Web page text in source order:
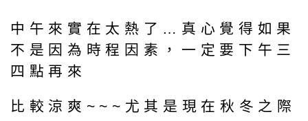
中午來實在太熱了…真心覺得如果
不是因為時程因素，一定要下午三
四點再來
比較涼爽~~~尤其是現在秋冬之際